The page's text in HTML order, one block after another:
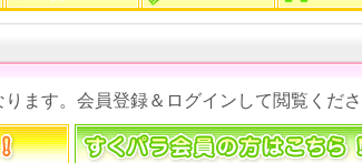
ます。会員登録＆ログインして閲覧くださ